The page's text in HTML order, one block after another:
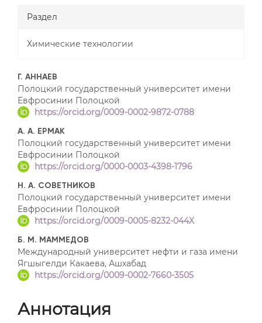
Раздел
Химические технологии
Г. АННАЕВ
Полоцкий государственный университет имени
Евфросинии Полоцкой
https://orcid.org/0009-0002-9872-0788
А. А. ЕРМАК
Полоцкий государственный университет имени
Евфросинии Полоцкой
https://orcid.org/0000-0003-4398-1796
Н. А. СОВЕТНИКОВ
Полоцкий государственный университет имени
Евфросинии Полоцкой
https://orcid.org/0009-0005-8232-044X
Б. М. МАММЕДОВ
Международный университет нефти и газа имени
Ягшыгелди Какаева, Ашхабад
https://orcid.org/0009-0002-7660-3505
Аннотация